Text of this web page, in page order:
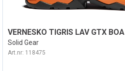
VERNESKO TIGRIS LAV GTX BOA
Solid Gear
Art.nr: 118475